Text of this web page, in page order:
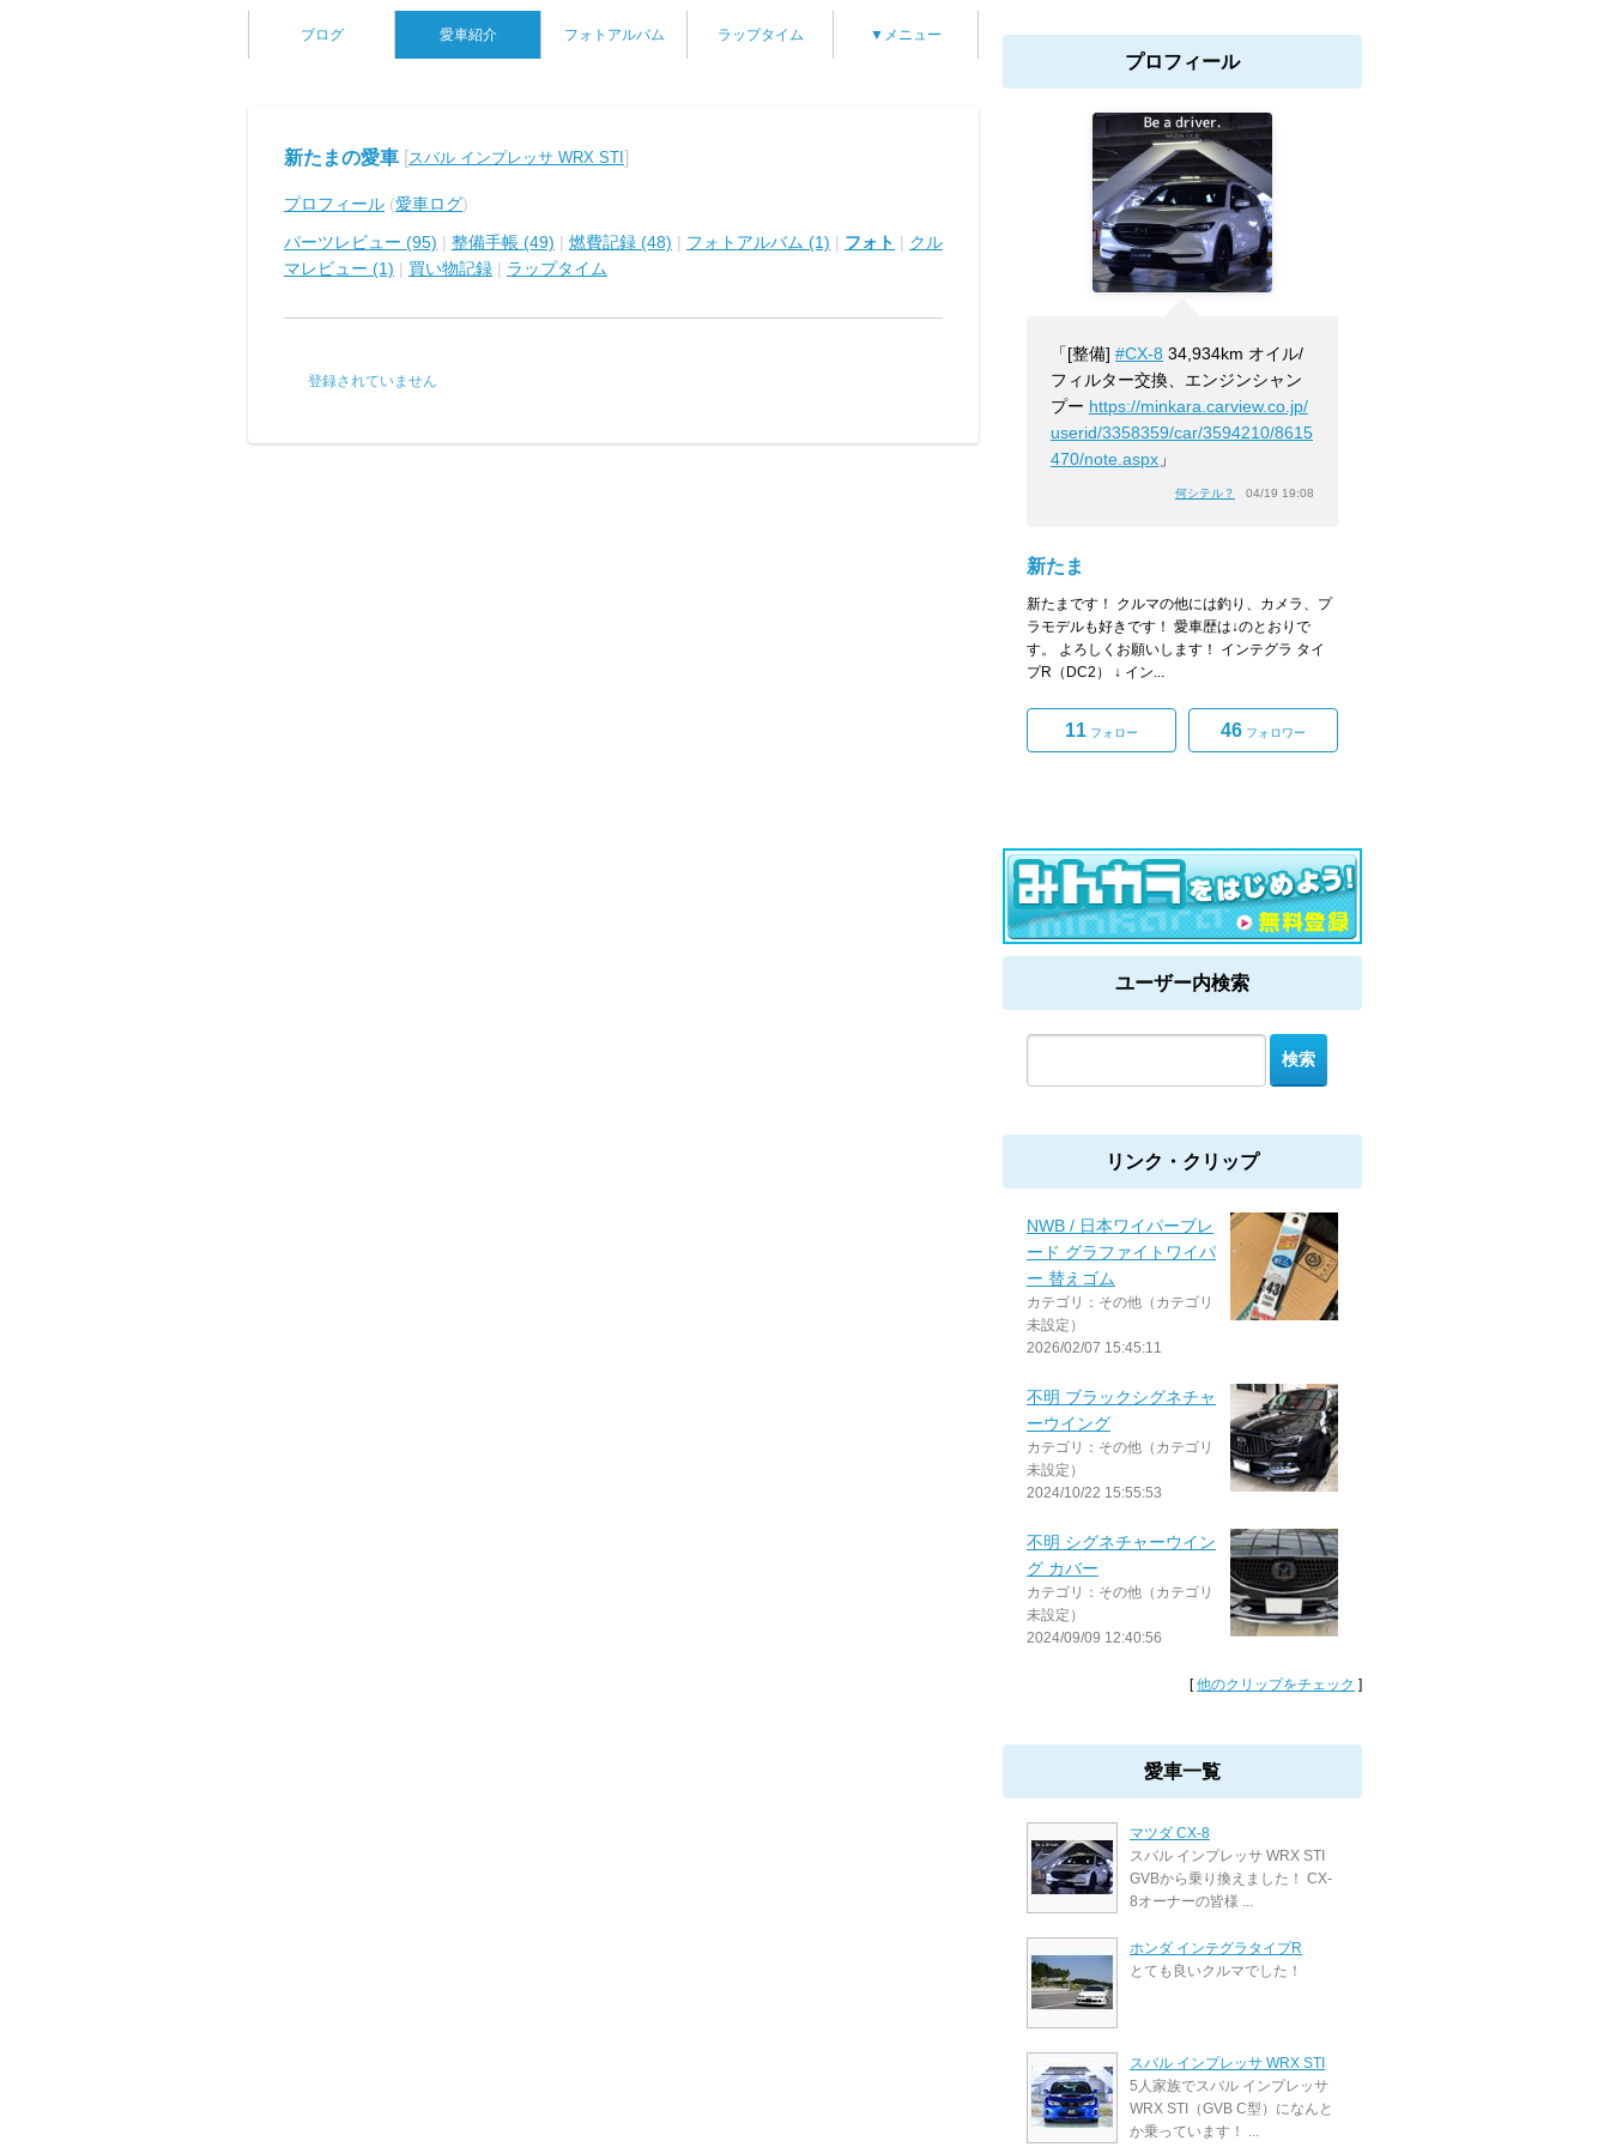
ブログ 愛車紹介 フォトアルバム ラップタイム ▼メニュー
新たまの愛車 [スバル インプレッサ WRX STI ]
プロフィール (愛車ログ)
パーツレビュー (95) | 整備手帳 (49) | 燃費記録 (48) | フォトアルバム (1) | フォト | クル
マレビュー (1) | 買い物記録 | ラップタイム
登録されていません
プロフィール
「[整備] #CX-8 34,934km オイル/
フィルター交換、エンジンシャン
プー https://minkara.carview.co.jp/
userid/3358359/car/3594210/8615
470/note.aspx 」
何シテル？ 04/19 19:08
新たま
新たまです！ クルマの他には釣り、カメラ、プ
ラモデルも好きです！ 愛車歴は↓のとおりで
す。 よろしくお願いします！ インテグラ タイ
プR（DC2） ↓ イン...
11 フォロー 46 フォロワー
ユーザー内検索
リンク・クリップ
NWB / 日本ワイパーブレ
ード グラファイトワイパ
ー 替えゴム
カテゴリ：その他（カテゴリ
未設定）
2026/02/07 15:45:11
不明 ブラックシグネチャ
ーウイング
カテゴリ：その他（カテゴリ
未設定）
2024/10/22 15:55:53
不明 シグネチャーウイン
グ カバー
カテゴリ：その他（カテゴリ
未設定）
2024/09/09 12:40:56
[他のクリップをチェック ]
愛車一覧
マツダ CX-8
スバル インプレッサ WRX STI
GVBから乗り換えました！ CX-
8オーナーの皆様 ...
ホンダ インテグラタイプR
とても良いクルマでした！
スバル インプレッサ WRX STI
5人家族でスバル インプレッサ
WRX STI（GVB C型）になんと
か乗っています！ ...